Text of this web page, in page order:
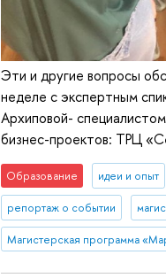
Эти и другие вопросы
неделе с экспертным
Архиповой-
бизнес-проектов: ТРЦ
Образование идеи и опыт
репортаж о событии
Магистерская программа